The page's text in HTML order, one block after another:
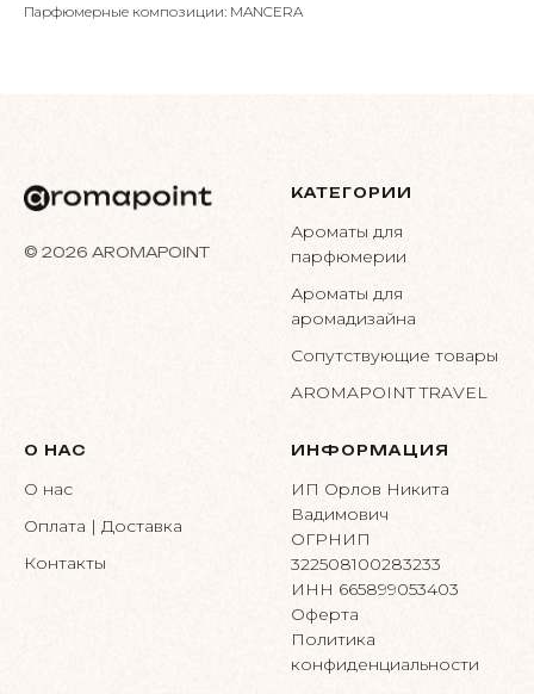
Парфюмерные композиции: MANCERA
© 2026 AROMAPOINT
КАТЕГОРИИ
Ароматы для
парфюмерии
Ароматы для
аромадизайна
Сопутствующие товары
AROMAPOINT TRAVEL
О НАС
О нас
Оплата | Доставка
Контакты
ИНФОРМАЦИЯ
ИП Орлов Никита
Вадимович
ОГРНИП
322508100283233
ИНН 665899053403
Оферта
Политика
конфиденциальности